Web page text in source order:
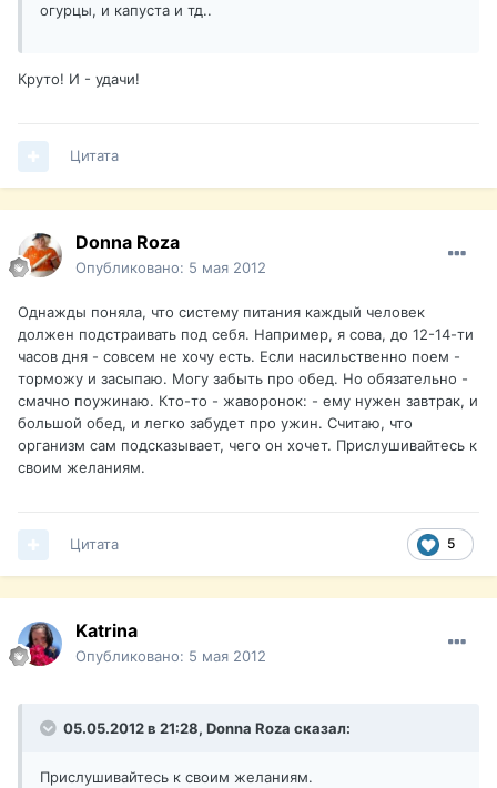
огурцы, и капуста и тд..
Круто! И - удачи!
Цитата
Donna Roza
Опубликовано: 5 мая 2012
Однажды поняла, что систему питания каждый человек
должен подстраивать под себя. Например, я сова, до 12-14-ти
часов дня - совсем не хочу есть. Если насильственно поем -
торможу и засыпаю. Могу забыть про обед. Но обязательно -
смачно поужинаю. Кто-то - жаворонок: - ему нужен завтрак, и
большой обед, и легко забудет про ужин. Считаю, что
организм сам подсказывает, чего он хочет. Прислушивайтесь к
своим желаниям.
5
Цитата
Katrina
Опубликовано: 5 мая 2012
05.05.2012 в 21:28, Donna Roza сказал:
Прислушивайтесь к своим желаниям.